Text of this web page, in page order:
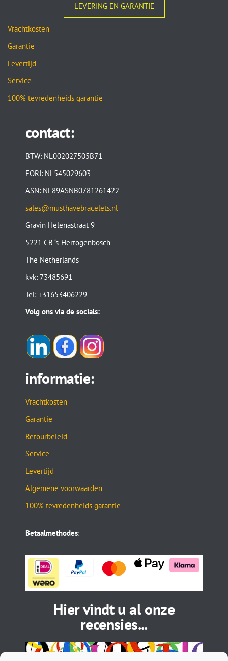
LEVERING EN GARANTIE
Vrachtkosten
Garantie
Levertijd
Service
100% tevredenheids garantie
contact:
BTW: NL002027505B71
EORI: NL545029603
ASN: NL89ASNB0781261422
sales@musthavebracelets.nl
Gravin Helenastraat 9
5221 CB ‘s-Hertogenbosch
The Netherlands
kvk: 73485691
Tel: +31653406229
Volg ons via de socials:
informatie:
Vrachtkosten
Garantie
Retourbeleid
Service
Levertijd
Algemene voorwaarden
100% tevredenheids garantie
Betaalmethodes:
Hier vindt u al onze
recensies...